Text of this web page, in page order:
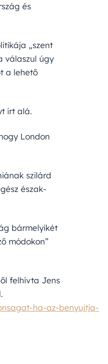
és
„szent
válaszul úgy
a lehető
írt alá.
London
szilárd
észak-
bármelyikét
módokon”
felhívta Jens
ha-az-benyujtja-